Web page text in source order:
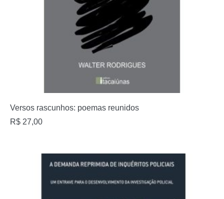
Versos rascunhos: poemas reunidos
R$ 27,00